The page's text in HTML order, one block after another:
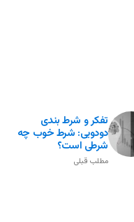
تفکر و شرط بندی
دودویی: شرط خوب چه
شرطی است؟
مطلب قبلی